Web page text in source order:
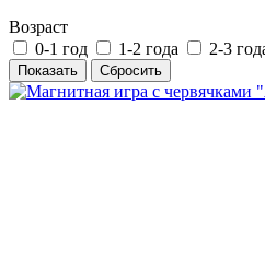
Возраст
0-1 год
1-2 года 2-3